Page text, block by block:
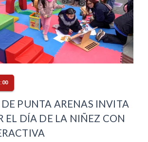
PUNTA ARENAS INVITA
EL DÍA DE LA NIÑEZ CON